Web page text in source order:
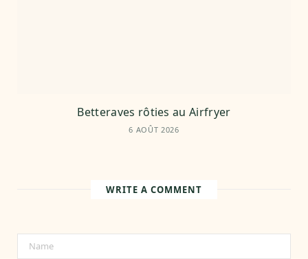
Betteraves rôties au Airfryer
6 AOÛT 2026
WRITE A COMMENT